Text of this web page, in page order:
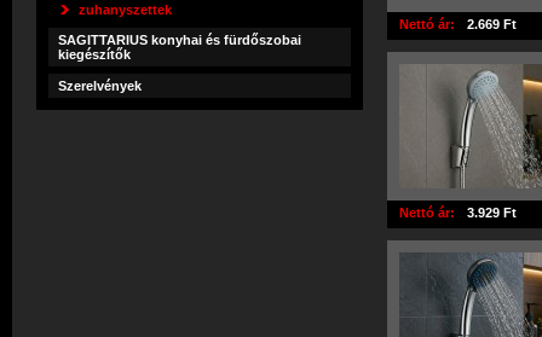
zuhanyszettek
SAGITTARIUS konyhai és fürdőszobai
kiegészítők
Szerelvények
Nettó ár: 2.669 Ft
Nettó ár: 3.929 Ft